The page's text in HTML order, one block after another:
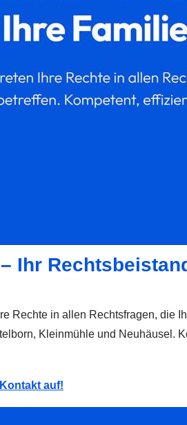
Ihr
Rechte in allen Rechtsfragen, die
Kleinmühle und Neuhäusel.
auf!